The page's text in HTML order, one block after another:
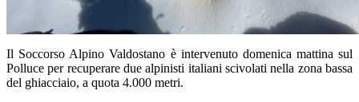
Il Soccorso Alpino Valdostano è intervenuto domenica mattina sul
Polluce per recuperare due alpinisti italiani scivolati nella zona bassa
del ghiacciaio, a quota 4.000 metri.